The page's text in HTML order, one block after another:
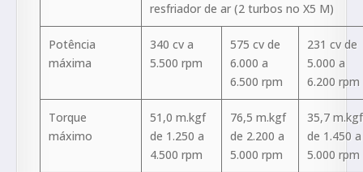
resfriador de ar (2 turbos no X5 M)
Potência
máxima
340 cv a
5.500 rpm
575 cv de
6.000 a
6.500 rpm
231 cv de
5.000 a
6.200 rpm
Torque
máximo
51,0 m.kgf
de 1.250 a
4.500 rpm
76,5 m.kgf
de 2.200 a
5.000 rpm
35,7 m.kgf
de 1.450 a
5.000 rpm